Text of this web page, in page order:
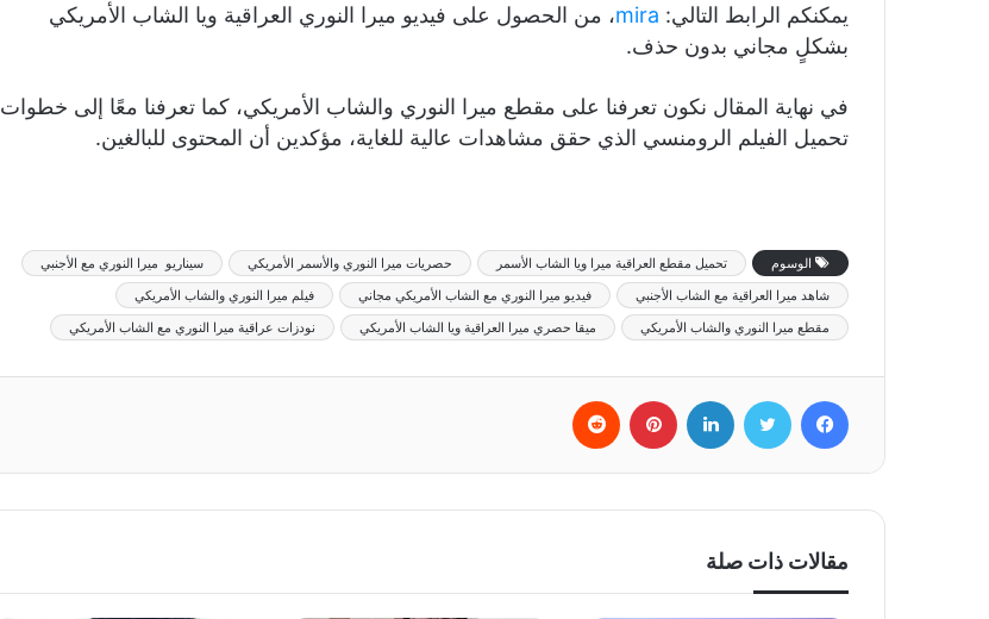
يمكنكم الرابط التالي: mira، من الحصول على فيديو ميرا النوري العراقية ويا الشاب الأمريكي
بشكلٍ مجاني بدون حذف.
في نهاية المقال نكون تعرفنا على مقطع ميرا النوري والشاب الأمريكي، كما تعرفنا معًا إلى خطوات
تحميل الفيلم الرومنسي الذي حقق مشاهدات عالية للغاية، مؤكدين أن المحتوى للبالغين.
الوسوم تحميل مقطع العراقية ميرا ويا الشاب الأسمر حصريات ميرا النوري والأسمر الأمريكي
سيناريو ميرا النوري مع الأجنبي
شاهد ميرا العراقية مع الشاب الأجنبي
فيديو ميرا النوري مع الشاب الأمريكي مجاني
فيلم ميرا النوري والشاب الأمريكي
مقطع ميرا النوري والشاب الأمريكي
ميقا حصري ميرا العراقية ويا الشاب الأمريكي نودزات عراقية ميرا النوري مع الشاب الأمريكي
مقالات ذات صلة